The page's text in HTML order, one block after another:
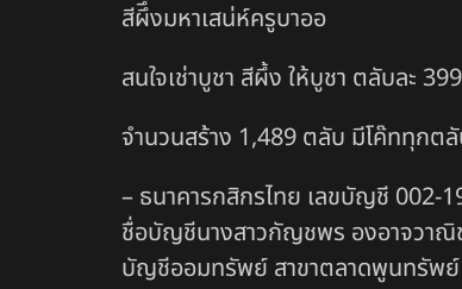
สีผึึ้งมหาเสน่ห์ครูบาออ
สนใจเช่าบูชา สีผึ้ง ให้บูชา ตลับละ
จำนวนสร้าง 1,489 ตลับ มีโค๊ททุกต
– ธนาคารกสิกรไทย เลขบัญชี 002-
ชื่อบัญชีนางสาวกัญชพร องอาจวา
บัญชีออมทรัพย์ สาขาตลาดพูนทรัพย์